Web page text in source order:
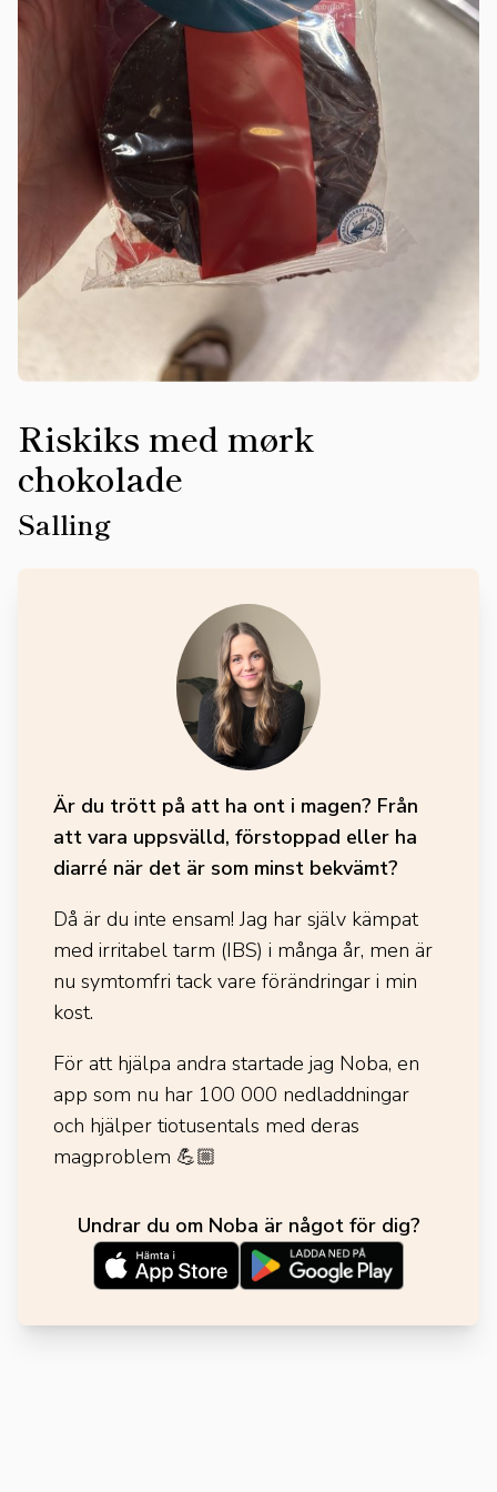
Riskiks med mørk
chokolade
Salling
Är du trött på att ha ont i magen? Från
att vara uppsvälld, förstoppad eller ha
diarré när det är som minst bekvämt?
Då är du inte ensam! Jag har själv kämpat
med irritabel tarm (IBS) i många år, men är
nu symtomfri tack vare förändringar i min
kost.
För att hjälpa andra startade jag Noba, en
app som nu har 100 000 nedladdningar
och hjälper tiotusentals med deras
magproblem 💪🏼
Undrar du om Noba är något för dig?